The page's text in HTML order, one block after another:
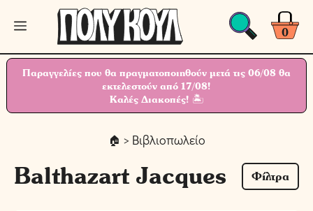
Μετάβαση
περιεχόμενο
0
Μενού
Παραγγελίες που θα πραγματοποιηθούν μετά τις 06/08 θα
εκτελεστούν από 17/08!
Καλές Διακοπές! 🏝
> Βιβλιοπωλείο
Balthazart Jacques Φίλτρα